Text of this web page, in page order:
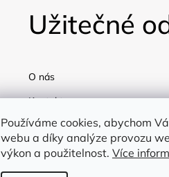
Používáme cookies, abychom
webu a díky analýze provozu
výkon a použitelnost. Více
Užitečné
O nás
Kontakty
Doprava
Blog